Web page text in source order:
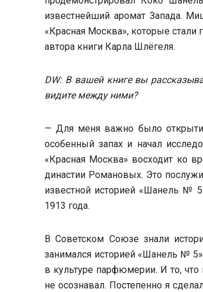
известнейший аромат Запада.
«Красная Москва», которые стали
автора книги Карла Шлëгеля.
DW: В вашей книге вы
видите между ними?
— Для меня важно было
особенный запах и начал
«Красная Москва» восходит ко
династии Романовых. Это
известной историей «Шанель №
1913 года.
В Советском Союзе знали
занимался историей «Шанель №
в культуре парфюмерии. И то, что
не осознавал. Постепенно я